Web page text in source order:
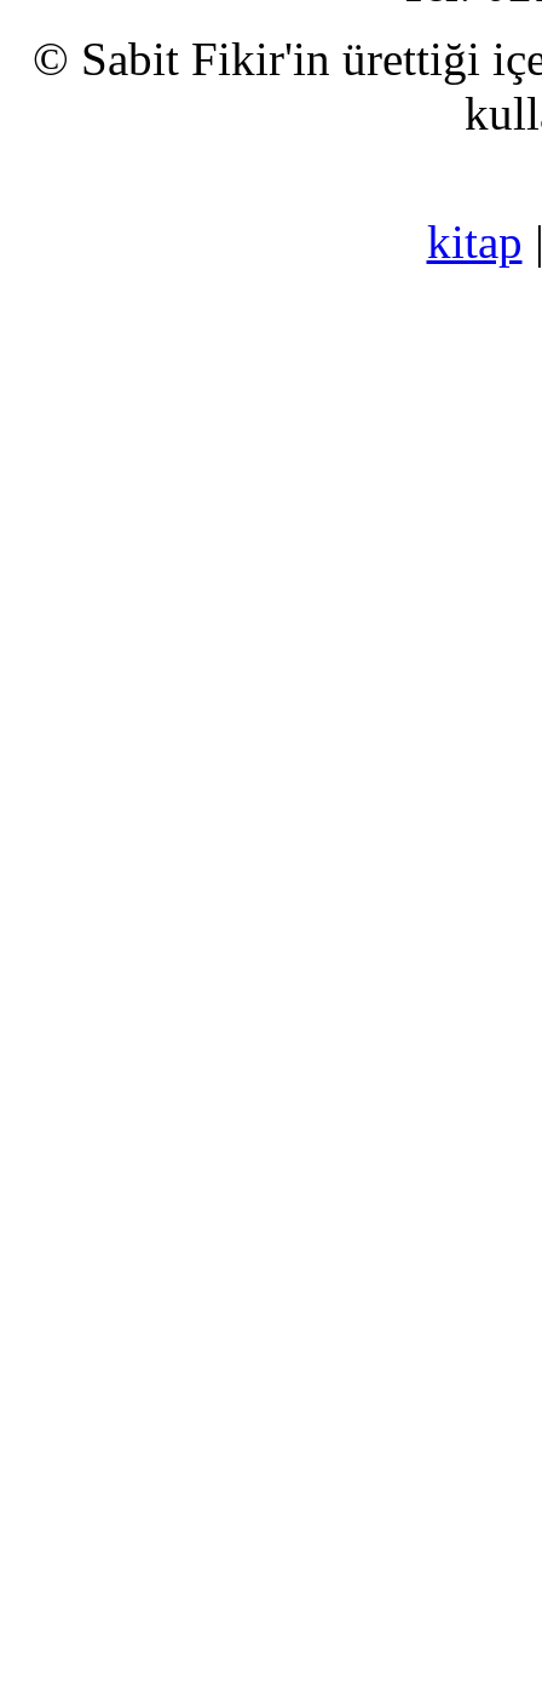
© Sabit Fikir'in ürettiği
kitap